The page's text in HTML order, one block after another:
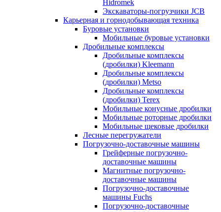
Hidromek
Экскаваторы-погрузчики JCB
Карьерная и горнодобывающая техника
Буровые установки
Мобильные буровые установки
Дробильные комплексы
Дробильные комплексы
(дробилки) Kleemann
Дробильные комплексы
(дробилки) Metso
Дробильные комплексы
(дробилки) Terex
Мобильные конусные дробилки
Мобильные роторные дробилки
Мобильные щековые дробилки
Лесные перегружатели
Погрузочно-доставочные машины
Грейферные погрузочно-
доставочные машины
Магнитные погрузочно-
доставочные машины
Погрузочно-доставочные
машины Fuchs
Погрузочно-доставочные